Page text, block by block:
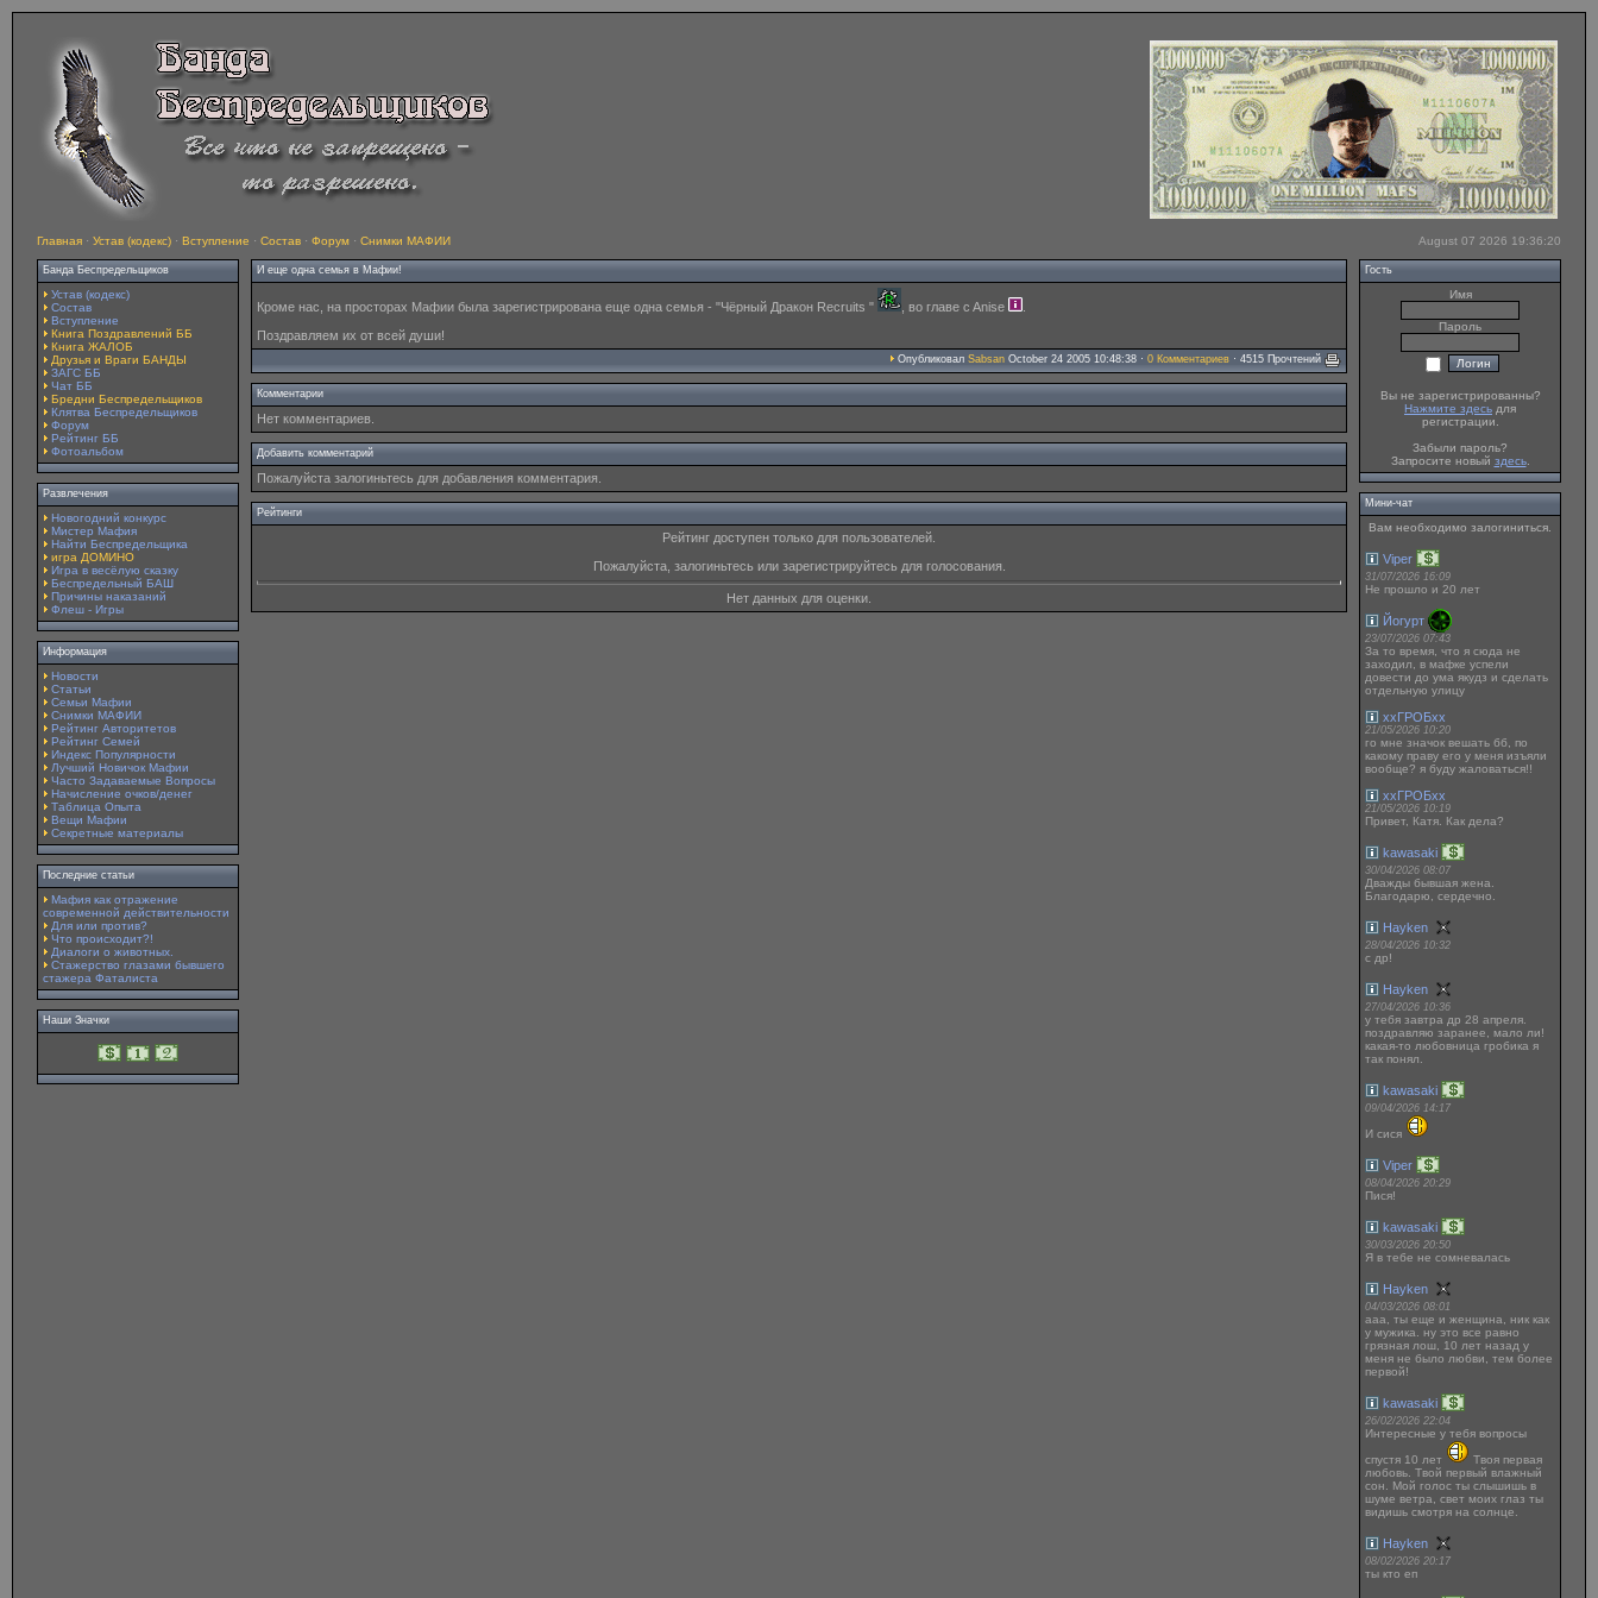
Главная · Устав (кодекс) · Вступление · Состав · Форум · Снимки МАФИИ August 07 2026 19:36:20
Банда Беспредельщиков
Устав (кодекс)
Состав
Вступление
Книга Поздравлений ББ
Книга ЖАЛОБ
Друзья и Враги БАНДЫ
ЗАГС ББ
Чат ББ
Бредни Беспредельщиков
Клятва Беспредельщиков
Форум
Рейтинг ББ
Фотоальбом
Развлечения
Новогодний конкурс
Мистер Мафия
Найти Беспредельщика
игра ДОМИНО
Игра в весёлую сказку
Беспредельный БАШ
Причины наказаний
Флеш - Игры
Информация
Новости
Статьи
Семьи Мафии
Снимки МАФИИ
Рейтинг Авторитетов
Рейтинг Семей
Индекс Популярности
Лучший Новичок Мафии
Часто Задаваемые Вопросы
Начисление очков/денег
Таблица Опыта
Вещи Мафии
Секретные материалы
Последние статьи
Мафия как отражение
современной действительности
Для или против?
Что происходит?!
Диалоги о животных.
Стажерство глазами бывшего
стажера Фаталиста
Наши Значки
И еще одна семья в Мафии!
Кроме нас, на просторах Мафии была зарегистрирована еще одна семья - "Чёрный Дракон Recruits " , во главе c Anise
Поздравляем их от всей души!
Опубликовал Sabsan October 24 2005 10:48:38 · 0 Комментариев · 4515 Прочтений
Комментарии
Нет комментариев.
Добавить комментарий
Пожалуйста залогиньтесь для добавления комментария.
Рейтинги
Рейтинг доступен только для пользователей.
Пожалуйста, залогиньтесь или зарегистрируйтесь для голосования.
Нет данных для оценки.
Гость
Имя
Пароль
Вы не зарегистрированны?
Нажмите здесь для
регистрации.
Забыли пароль?
Запросите новый здесь.
Мини-чат
Вам необходимо залогиниться.
Viper
31/07/2026 16:09
Не прошло и 20 лет
Йогурт
23/07/2026 07:43
За то время, что я сюда не
заходил, в мафке успели
довести до ума якудз и сделать
отдельную улицу
ххГРОБхх
21/05/2026 10:20
го мне значок вешать бб, по
какому праву его у меня изъяли
вообще? я буду жаловаться!!
ххГРОБхх
21/05/2026 10:19
Привет, Катя. Как дела?
kawasaki
30/04/2026 08:07
Дважды бывшая жена.
Благодарю, сердечно.
Hayken
28/04/2026 10:32
с др!
Hayken
27/04/2026 10:36
у тебя завтра др 28 апреля.
поздравляю заранее, мало ли!
какая-то любовница гробика я
так понял.
kawasaki
09/04/2026 14:17
И сися
Viper
08/04/2026 20:29
Пися!
kawasaki
30/03/2026 20:50
Я в тебе не сомневалась
Hayken
04/03/2026 08:01
ааа, ты еще и женщина, ник как
у мужика. ну это все равно
грязная лош, 10 лет назад у
меня не было любви, тем более
первой!
kawasaki
26/02/2026 22:04
Интересные у тебя вопросы
спустя 10 лет
Твоя первая
любовь. Твой первый влажный
сон. Мой голос ты слышишь в
шуме ветра, свет моих глаз ты
видишь смотря на солнце.
Hayken
08/02/2026 20:17
ты кто еп